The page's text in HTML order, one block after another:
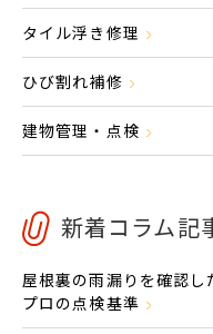
タイル浮き修理
ひび割れ補修
建物管理・点検
新着コラム記
屋根裏の雨漏りを確認し
プロの点検基準